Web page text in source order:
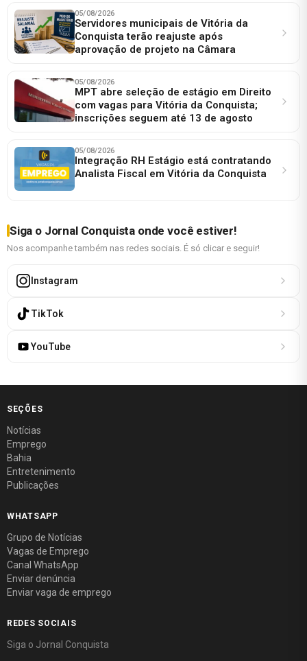
05/08/2026
Servidores municipais de Vitória da
Conquista terão reajuste após
aprovação de projeto na Câmara
05/08/2026
MPT abre seleção de estágio em Direito
com vagas para Vitória da Conquista;
inscrições seguem até 13 de agosto
05/08/2026
Integração RH Estágio está contratando
Analista Fiscal em Vitória da Conquista
Siga o Jornal Conquista onde você estiver!
Nos acompanhe também nas redes sociais. É só clicar e seguir!
Instagram
TikTok
YouTube
SEÇÕES
Notícias
Emprego
Bahia
Entretenimento
Publicações
WHATSAPP
Grupo de Notícias
Vagas de Emprego
Canal WhatsApp
Enviar denúncia
Enviar vaga de emprego
REDES SOCIAIS
Siga o Jornal Conquista